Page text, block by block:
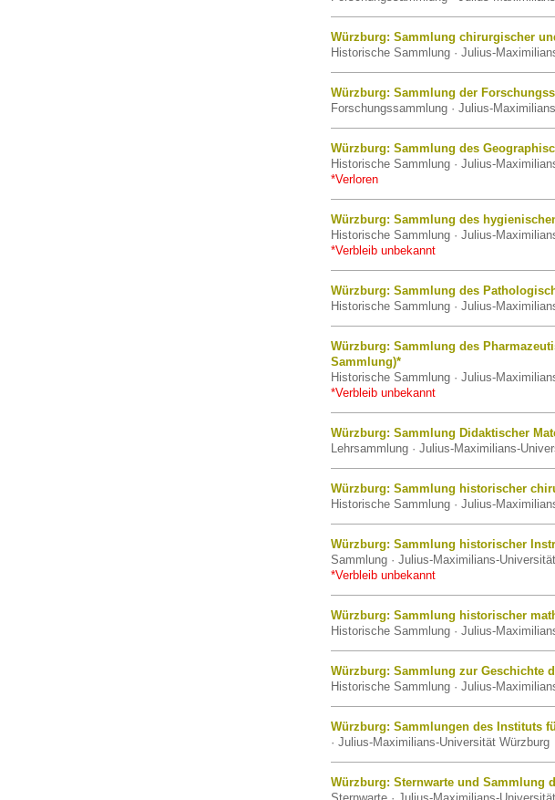
Würzburg: Sammlung chirurgischer
Historische Sammlung · Julius-
Würzburg: Sammlung der
Forschungssammlung · Julius-
Würzburg: Sammlung des
Historische Sammlung · Julius-
*Verloren
Würzburg: Sammlung des
Historische Sammlung · Julius-
*Verbleib unbekannt
Würzburg: Sammlung des
Historische Sammlung · Julius-
Würzburg: Sammlung des
Sammlung)*
Historische Sammlung · Julius-
*Verbleib unbekannt
Würzburg: Sammlung Didaktischer
Lehrsammlung · Julius-Maximilians-
Würzburg: Sammlung historischer
Historische Sammlung · Julius-
Würzburg: Sammlung historischer
Sammlung · Julius-Maximilians-
*Verbleib unbekannt
Würzburg: Sammlung historischer
Historische Sammlung · Julius-
Würzburg: Sammlung zur Geschichte
Historische Sammlung · Julius-
Würzburg: Sammlungen des Instituts
· Julius-Maximilians-Universität Würzburg
Würzburg: Sternwarte und Sammlung